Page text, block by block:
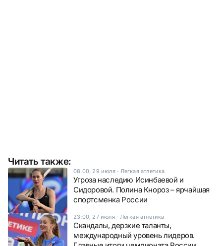
Читать также:
08:00, 29 июля· Легкая атлетика
Угроза наследию Исинбаевой и
Сидоровой. Полина Кнороз – ярчайшая
спортсменка России
23:00, 27 июля· Легкая атлетика
Скандалы, дерзкие таланты,
международный уровень лидеров.